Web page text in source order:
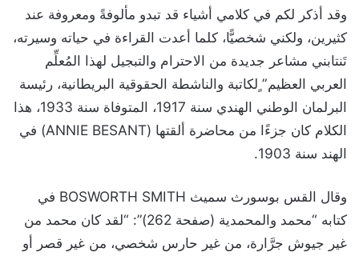
وقد أذكر لكم في كلامي أشياء قد تبدو مألوفةً ومعروفة عند
كثيرين، ولكني شخصيًّا، كلما أعدت القراءة في حياته وسيرته،
تَنتابني مشاعر جديدة من الاحترام والتبجيل لهذا المُعلِّم
العربي العظيم” ٍلكاتبة والناشطة الحقوقية البريطانية، رئيسة
البرلمان الوطني الهندي سنة 1917، المتوفاة سنة 1933، هذا
الكلام كان جزءًا من محاضرة ألقتها (ANNIE BESANT) في
الهند سنة 1903.
وقال القس بوسورث سميث BOSWORTH SMITH في
كتابه “محمد والمحمدية (صفحة 262)”: “لقد كان محمد من
غير جيوش جرَّارة، من غير حارس شخصي، من غير قصر أو